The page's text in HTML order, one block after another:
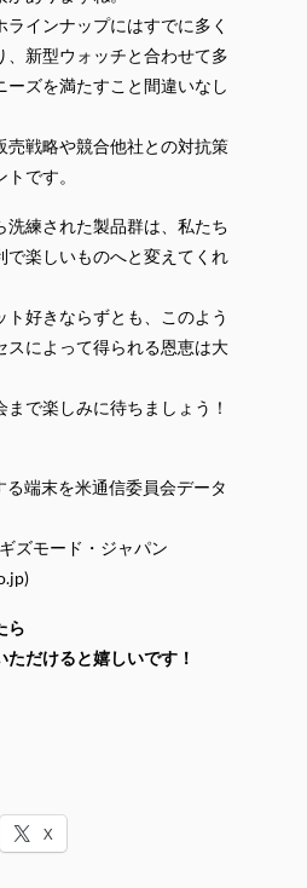
インナップにはすでに多く
、新型ウォッチと合わせて多
ーズを満たすこと間違いなし
売戦略や競合他社との対抗策
です。
洗練された製品群は、私たち
で楽しいものへと変えてくれ
ト好きならずとも、このよう
スによって得られる恩恵は大
で楽しみに待ちましょう！
る端末を米通信委員会データ
ズモード・ジャパン
ら
だけると嬉しいです！
X